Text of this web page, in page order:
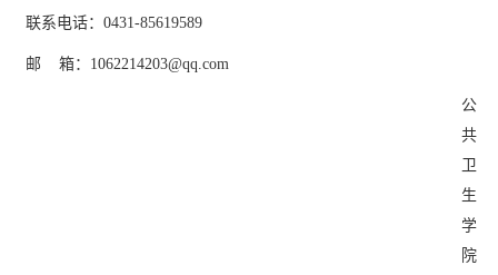
联系电话： 0431-85619589
邮 箱：1062214203@qq.com
公
共
卫
生
学
院